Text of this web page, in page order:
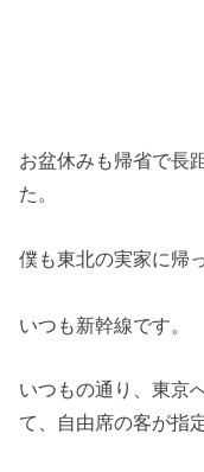
お盆休みも帰省で長
た。
僕も東北の実家に帰
いつも新幹線です。
いつもの通り、東京
て、自由席の客が指